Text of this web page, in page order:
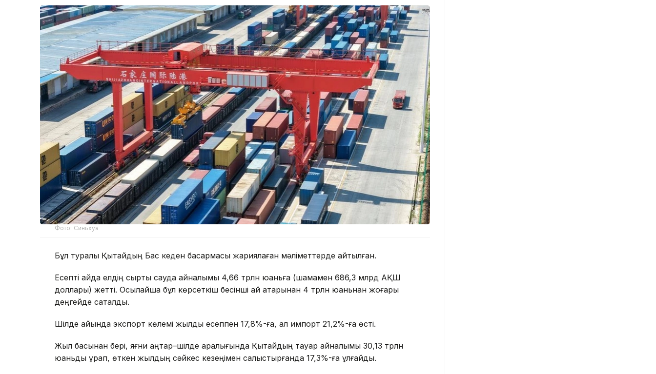
Фото: Синьхуа
Бұл туралы Қытайдың Бас кеден басқармасы жариялаған мәліметтерде айтылған.
Есепті айда елдің сыртқы сауда айналымы 4,66 трлн юаньға (шамамен 686,3 млрд АҚШ
доллары) жетті. Осылайша бұл көрсеткіш бесінші ай қатарынан 4 трлн юаньнан жоғары
деңгейде сақталды.
Шілде айында экспорт көлемі жылдық есеппен 17,8%-ға, ал импорт 21,2%-ға өсті.
Жыл басынан бері, яғни қаңтар–шілде аралығында Қытайдың тауар айналымы 30,13 трлн
юаньды құрап, өткен жылдың сәйкес кезеңімен салыстырғанда 17,3%-ға ұлғайды.